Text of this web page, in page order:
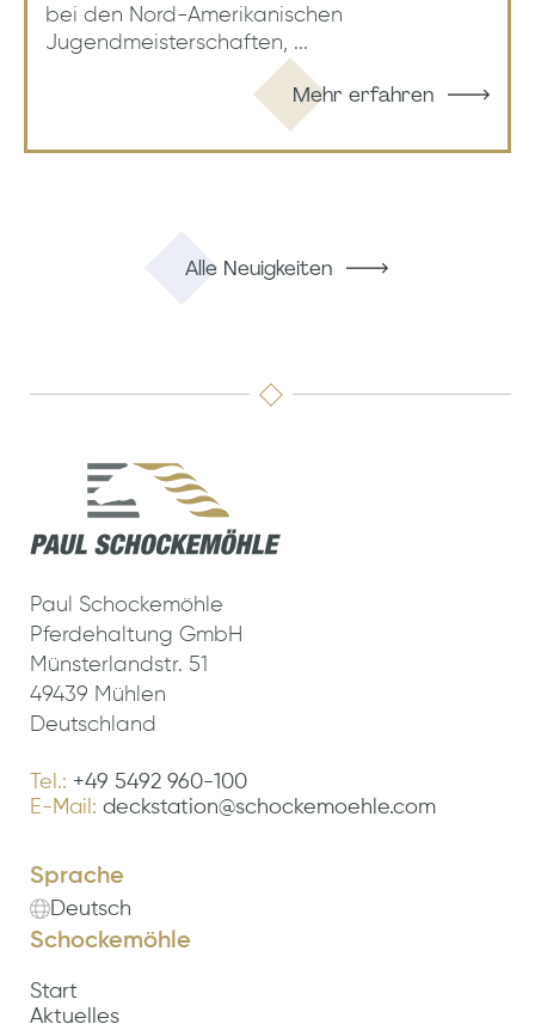
bei den Nord-Amerikanischen
Jugendmeisterschaften, ...
Mehr erfahren
Alle Neuigkeiten
Paul Schockemöhle
Pferdehaltung GmbH
Münsterlandstr. 51
49439 Mühlen
Deutschland
Tel.: +49 5492 960-100
E-Mail: deckstation@schockemoehle.com
Sprache
Deutsch
Schockemöhle
Start
Aktuelles